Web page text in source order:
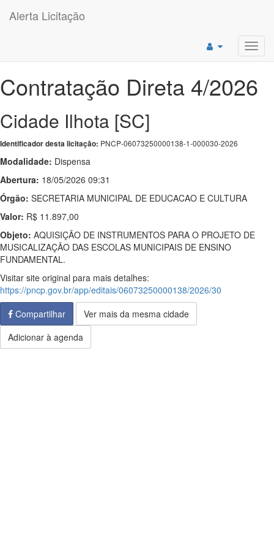
Alerta Licitação
Contratação Direta 4/2026
Cidade Ilhota [SC]
Identificador desta licitação: PNCP-06073250000138-1-000030-2026
Modalidade: Dispensa
Abertura: 18/05/2026 09:31
Órgão: SECRETARIA MUNICIPAL DE EDUCACAO E CULTURA
Valor: R$ 11.897,00
Objeto: AQUISIÇÃO DE INSTRUMENTOS PARA O PROJETO DE
MUSICALIZAÇÃO DAS ESCOLAS MUNICIPAIS DE ENSINO
FUNDAMENTAL.
Visitar site original para mais detalhes:
https://pncp.gov.br/app/editais/06073250000138/2026/30
Compartilhar
Ver mais da mesma cidade
Adicionar à agenda